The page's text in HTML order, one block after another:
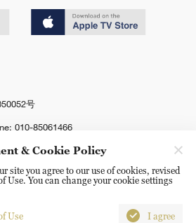
号
010-85061466
& Cookie Policy
site you agree to our use of cookies, revised
Use. You can change your cookie settings
Use I agree